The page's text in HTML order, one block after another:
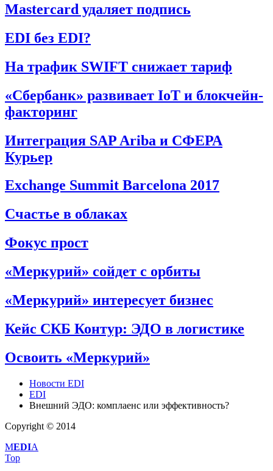
Mastercard удаляет подпись
EDI без EDI?
На трафик SWIFT снижает тариф
«Сбербанк» развивает IoT и блокчейн-
факторинг
Интеграция SAP Ariba и СФЕРА
Курьер
Exchange Summit Barcelona 2017
Счастье в облаках
Фокус прост
«Меркурий» сойдет с орбиты
«Меркурий» интересует бизнес
Кейс СКБ Контур: ЭДО в логистике
Освоить «Меркурий»
Новости EDI
EDI
Внешний ЭДО: комплаенс или эффективность?
Copyright © 2014
MEDIA
Top